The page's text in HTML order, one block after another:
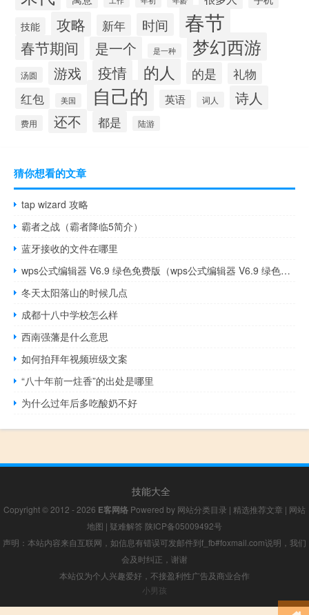
技能 攻略 新年 时间 春节
春节期间 是一个 是一种 梦幻西游
汤圆 游戏 疫情 的人 的是
礼物
红包
美国 自己的 英语 词人 诗人
费用 还不 都是 陆游
猜你想看的文章
tap wizard 攻略
霸者之战（霸者降临5简介）
蓝牙接收的文件在哪里
wps公式编辑器 V6.9 绿色免费版（wps公式编辑器 V6.9 绿色免费版功能简介）
冬天太阳落山的时候几点
成都十八中学校怎么样
西南强藩是什么意思
如何拍拜年视频班级文案
“八十年前一炷香”的出处是哪里
为什么过年后多吃酸奶不好
技能大全
Copyright © 2012 - 2026 E客网络 Powered by 网站分类目录 | 精选推荐文章 | 网站
地图 | 疑难解答 陕ICP备05009492号
声明：本站内容来自互联网，如信息有错误可发邮件到f_fb#foxmail.com说明，我们
会及时纠正，谢谢
本站仅为个人兴趣爱好，不接盈利性广告及商业合作
小男孩